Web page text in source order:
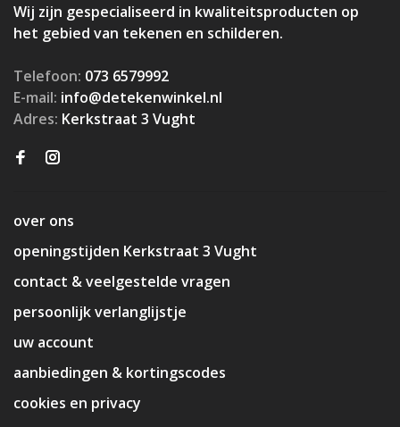
Wij zijn gespecialiseerd in kwaliteitsproducten op
het gebied van tekenen en schilderen.
Telefoon: 073 6579992
E-mail: info@detekenwinkel.nl
Adres: Kerkstraat 3 Vught
over ons
openingstijden Kerkstraat 3 Vught
contact & veelgestelde vragen
persoonlijk verlanglijstje
uw account
aanbiedingen & kortingscodes
cookies en privacy